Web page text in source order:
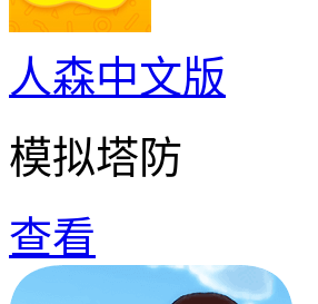
人森中文版
模拟塔防
查看